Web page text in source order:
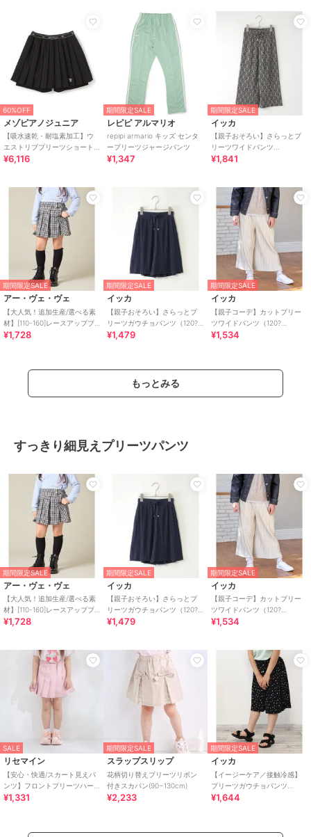
60%OFF
メゾピアノジュニア
【吸水速乾・耐塩素加工】ウ
エストリブプリーツショート
パンツ
¥6,116
期間限定SALE
レピピ アルマリオ
repipi armario キッズ センタ
ープリーツジャージパンツ
¥1,347
期間限定SALE
イッカ
【親子おそろい】さらっとプ
リーツワイドパンツ
（120~160cm）
¥1,841
期間限定SALE
アー・ヴェ・ヴェ
【大人気！追加生産/選べる素
材】[110-160]レースアッププ
リーツスカパン
¥1,728
期間限定SALE
イッカ
【親子おそろい】さらっとプ
リーツガウチョパンツ（120?
160cm）
¥1,479
期間限定SALE
イッカ
【親子コーデ】カットプリー
ツワイドパンツ（120?
160cm）
¥1,534
もっとみる
すっきり細見えプリーツパンツ
期間限定SALE
アー・ヴェ・ヴェ
【大人気！追加生産/選べる素
材】[110-160]レースアッププ
リーツスカパン
¥1,728
期間限定SALE
イッカ
【親子おそろい】さらっとプ
リーツガウチョパンツ（120?
160cm）
¥1,479
期間限定SALE
イッカ
【親子コーデ】カットプリー
ツワイドパンツ（120?
160cm）
¥1,534
SALE
リセマイン
【安心・快適/スカート見えパ
ンツ】フロントプリーツハー
トポケットカラースカパン
¥1,331
期間限定SALE
スラップスリップ
花柄切り替えプリーツリボン
付きスカパン(90~130cm)
¥2,233
期間限定SALE
イッカ
【イージーケア／接触冷感】
プリーツガウチョパンツ
（120?160cm）【UVカット／
¥1,644